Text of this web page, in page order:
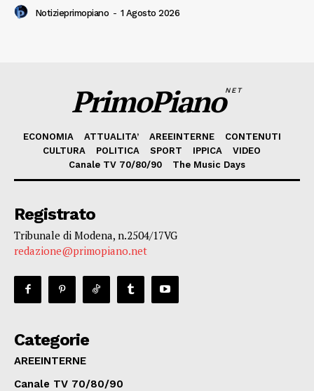
Notizieprimopiano - 1 Agosto 2026
PrimoPianoNET
ECONOMIA ATTUALITA’ AREEINTERNE
CONTENUTI
CULTURA
POLITICA SPORT IPPICA
VIDEO
Canale TV 70/80/90
The Music Days
Registrato
Tribunale di Modena, n.2504/17VG
redazione@primopiano.net
Categorie
AREEINTERNE
Canale TV 70/80/90